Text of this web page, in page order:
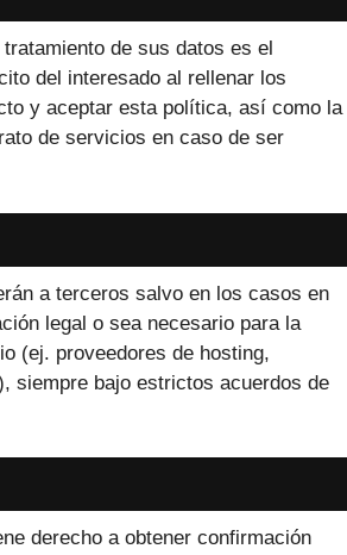
de sus datos es el
del interesado al rellenar los
y aceptar esta política, así como la
de servicios en caso de ser
a terceros salvo en los casos en
legal o sea necesario para la
(ej. proveedores de hosting,
siempre bajo estrictos acuerdos de
derecho a obtener confirmación